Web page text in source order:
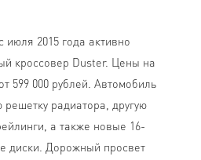
2015 года активно
кроссовер Duster. Цены на
599 000 рублей. Автомобиль
радиатора, другую
а также новые 16-
диски. Дорожный просвет